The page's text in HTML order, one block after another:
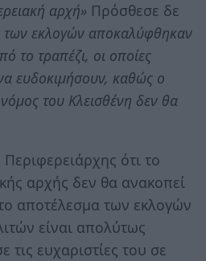
αρχή» Πρόσθεσε δε
των εκλογών αποκαλύφθηκαν
το τραπέζι, οι οποίες
ευδοκιμήσουν, καθώς ο
του Κλεισθένη δεν θα
ότι το
αρχής δεν θα ανακοπεί
αποτέλεσμα των εκλογών
είναι απολύτως
τις ευχαριστίες του σε